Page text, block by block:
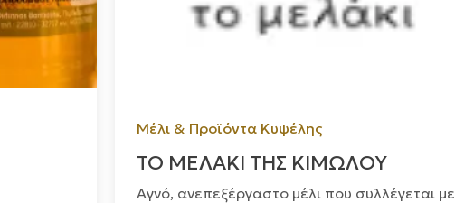
Μέλι & Προϊόντα Κυψέλης
ΤΟ ΜΕΛΑΚΙ ΤΗΣ ΚΙΜΩΛΟΥ
Αγνό, ανεπεξέργαστο μέλι που συλλέγεται με